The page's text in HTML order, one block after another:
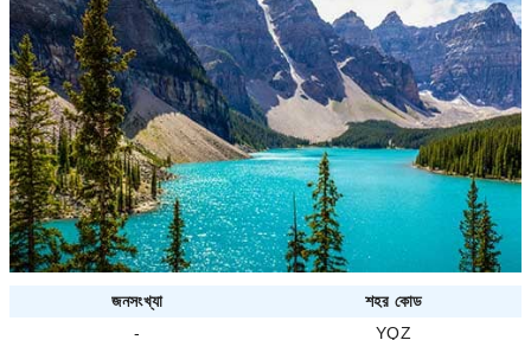
জনসংখ্যা
শহর কোড
-
YQZ